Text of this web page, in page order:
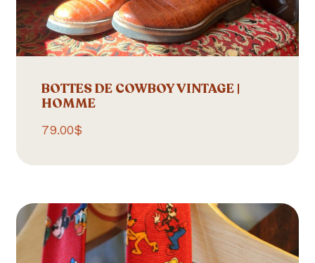
BOTTES DE COWBOY VINTAGE |
HOMME
79.00$